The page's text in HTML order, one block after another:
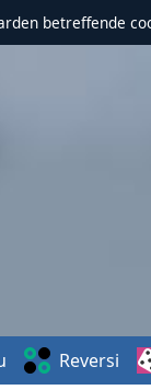
betreffende
Reversi